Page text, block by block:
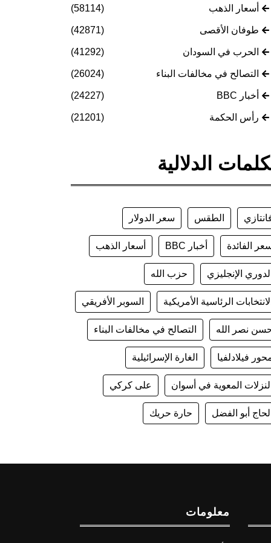
أسعار الذهب (58114)
طوفان الأقصى (42871)
الحرب في السودان (41292)
التصالح في مخالفات البناء (26024)
أخبار BBC (24227)
رأس الحكمة (21201)
الدلالية
الطقس سعر الدولار
الفائدة أخبار BBC أسعار الذهب
الدوري الإنجليزي حزب الله
الانتخابات الرئاسية الأمريكية السوبر الأفريقي
نصر الله التصالح في مخالفات البناء
فيلادلفيا الغارة الإسرائيلية
النزلات المعوية في أسوان على كركي
الحاج أبو الفضل حارة حريك
معلومات